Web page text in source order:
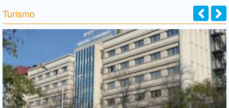
Turismo